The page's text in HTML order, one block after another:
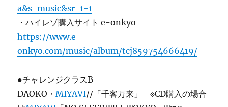
a&s=music&sr=1-1
・ハイレゾ購入サイト e-onkyo
https://www.e-
onkyo.com/music/album/tcj859754666419/
●チャレンジクラスB
DAOKO・MIYAVI//「千客万来」 ※CD購入の場合